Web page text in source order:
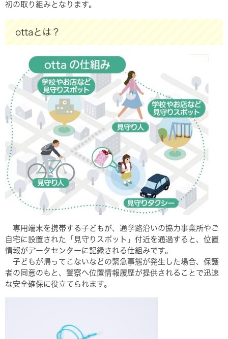
初の取り組みとなります。
ottaとは？
専用端末を携帯する子どもが、通学路沿いの協力事業所やご
自宅に設置された「見守りスポット」付近を通過すると、位置
情報がデータセンターに記録される仕組みです。
子どもが帰ってこないなどの緊急事態が発生した場合、保護
者の同意のもと、警察へ位置情報履歴が提供されることで迅速
な安全確保に役立てられます。